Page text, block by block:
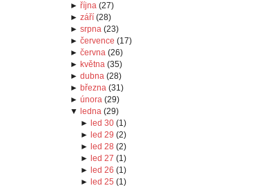
►října (27)
►září (28)
►srpna (23)
►července (17)
►června (26)
► května (35)
►dubna (28)
► března (31)
►února (29)
▼ ledna (29)
► led 30(1)
► led 29 (2)
► led 28 (2)
► led 27 (1)
► led 26 (1)
► led 25 (1)